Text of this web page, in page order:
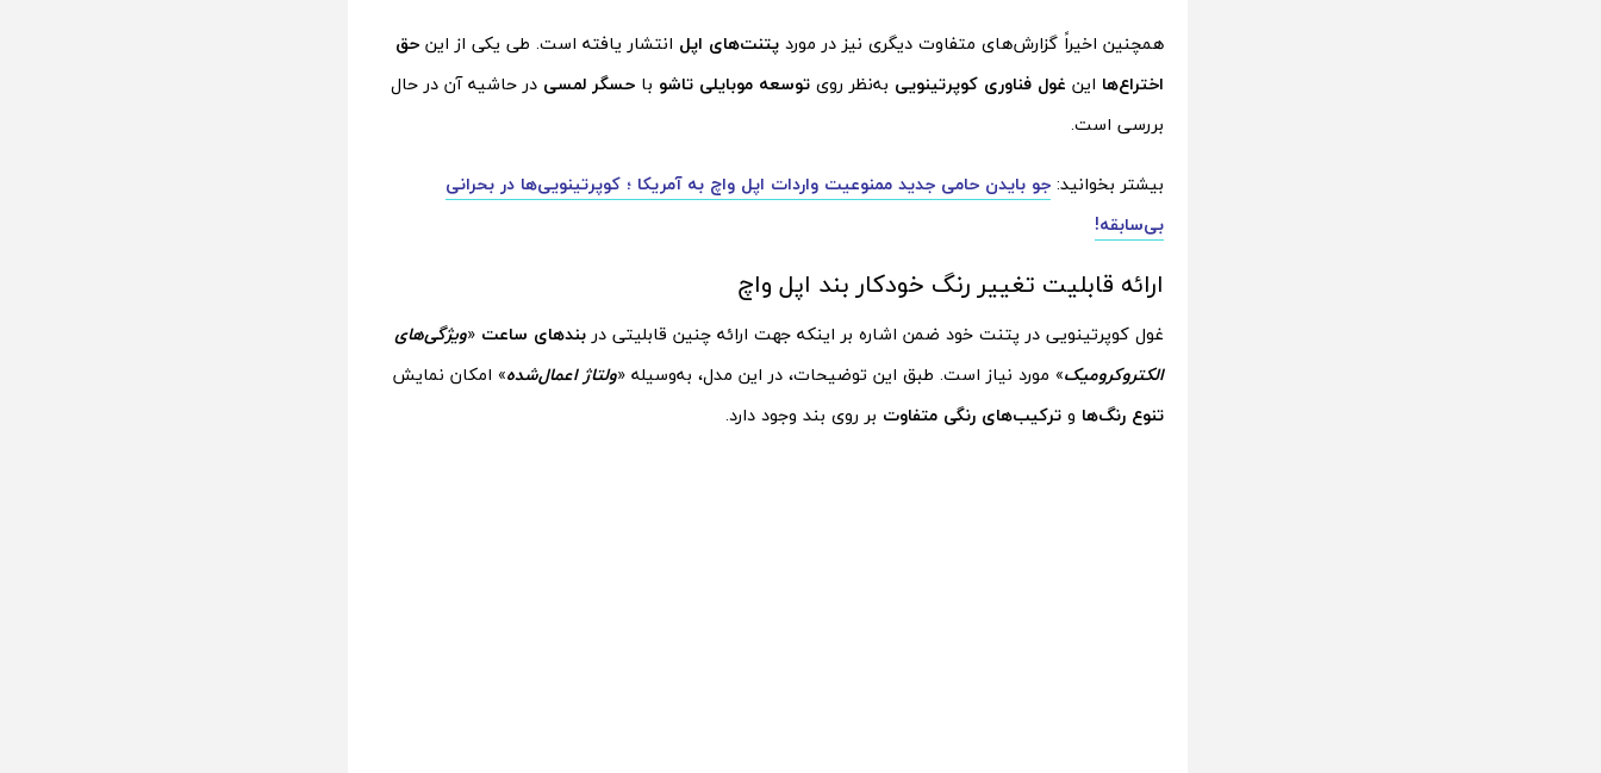
همچنین اخیراً گزارش‌های متفاوت دیگری نیز در مورد پتنت‌های اپل انتشار یافته است. طی یکی از این حق
اختراع‌ها این غول فناوری کوپرتینویی به‌نظر روی توسعه موبایلی تاشو با حسگر لمسی در حاشیه آن در حال
بررسی است.
بیشتر بخوانید: جو بایدن حامی جدید ممنوعیت واردات اپل واچ به آمریکا ؛ کوپرتینویی‌ها در بحرانی
بی‌سابقه!
ارائه قابلیت تغییر رنگ خودکار بند اپل واچ
غول کوپرتینویی در پتنت خود ضمن اشاره بر اینکه جهت ارائه چنین قابلیتی در بندهای ساعت «ویژگی‌های
الکتروکرومیک» مورد نیاز است. طبق این توضیحات، در این مدل، به‌وسیله «ولتاژ اعمال‌شده» امکان نمایش
تنوع رنگ‌ها و ترکیب‌های رنگی متفاوت بر روی بند وجود دارد.